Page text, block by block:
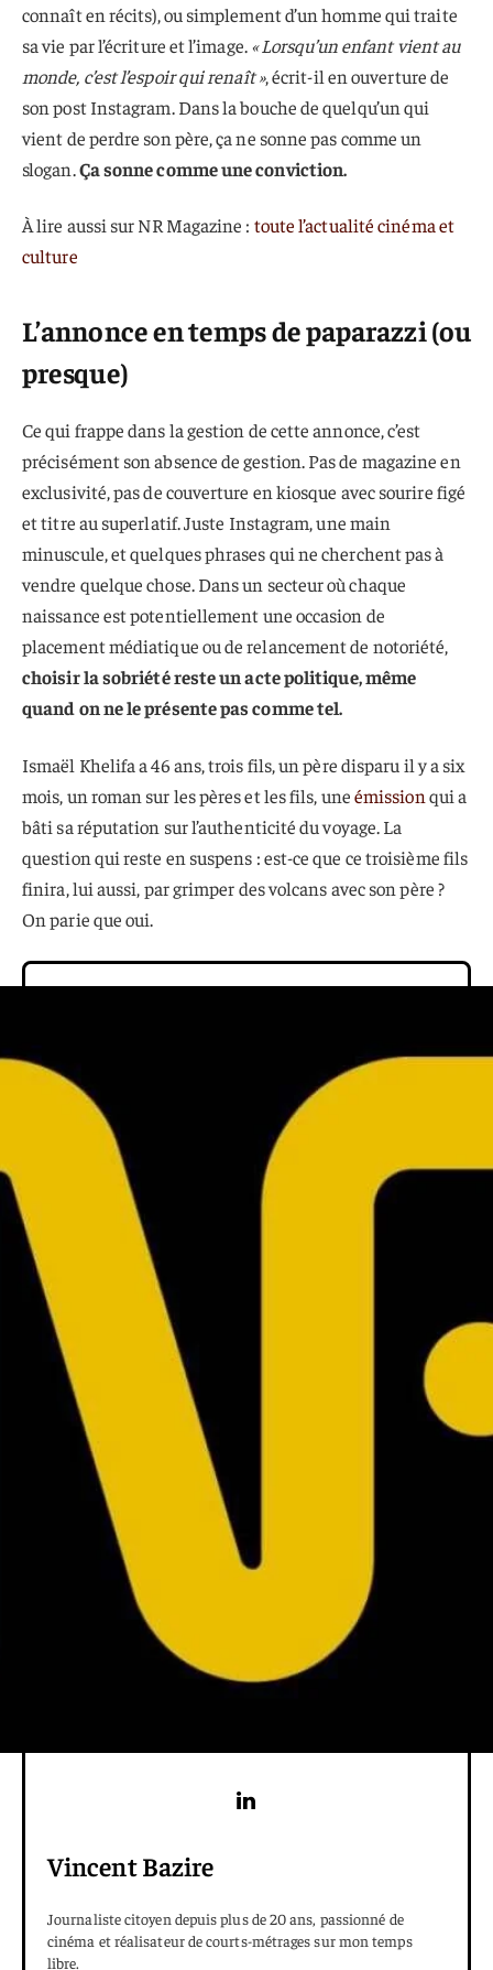
connaît en récits), ou simplement d’un homme qui traite
sa vie par l’écriture et l’image. « Lorsqu’un enfant vient au
monde, c’est l’espoir qui renaît », écrit-il en ouverture de
son post Instagram. Dans la bouche de quelqu’un qui
vient de perdre son père, ça ne sonne pas comme un
slogan.Ça sonne comme une conviction.
À lire aussi sur NR Magazine : toute l’actualité cinéma et
culture
L’annonce en temps de paparazzi (ou
presque)
Ce qui frappe dans la gestion de cette annonce, c’est
précisément son absence de gestion. Pas de magazine en
exclusivité, pas de couverture en kiosque avec sourire figé
et titre au superlatif. Juste Instagram, une main
minuscule, et quelques phrases qui ne cherchent pas à
vendre quelque chose. Dans un secteur où chaque
naissance est potentiellement une occasion de
placement médiatique ou de relancement de notoriété,
choisir la sobriété reste un acte politique, même
quand on ne le présente pas comme tel.
Ismaël Khelifa a 46 ans, trois fils, un père disparu il y a six
mois, un roman sur les pères et les fils, uneémissionqui a
bâti sa réputation sur l’authenticité du voyage. La
question qui reste en suspens : est-ce que ce troisième fils
finira, lui aussi, par grimper des volcans avec son père ?
On parie que oui.
Vincent Bazire
Journaliste citoyen depuis plus de 20 ans, passionné de
cinéma et réalisateur de courts-métrages sur mon temps
libre.